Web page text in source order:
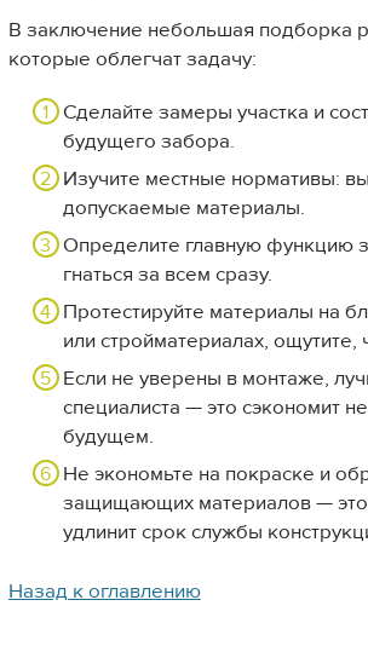
В заключение небольшая подборка
которые облегчат задачу:
Сделайте замеры участка и
будущего забора.
Изучите местные нормативы:
допускаемые материалы.
Определите главную функцию
гнаться за всем сразу.
Протестируйте материалы на
или стройматериалах, ощутите,
Если не уверены в монтаже,
специалиста — это сэкономит
будущем.
Не экономьте на покраске и
защищающих материалов — это
удлинит срок службы
Назад к оглавлению